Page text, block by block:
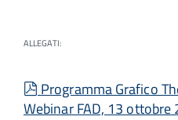
ALLEGATI:
pdf
Programma Grafico
Webinar FAD, 13 ottobre